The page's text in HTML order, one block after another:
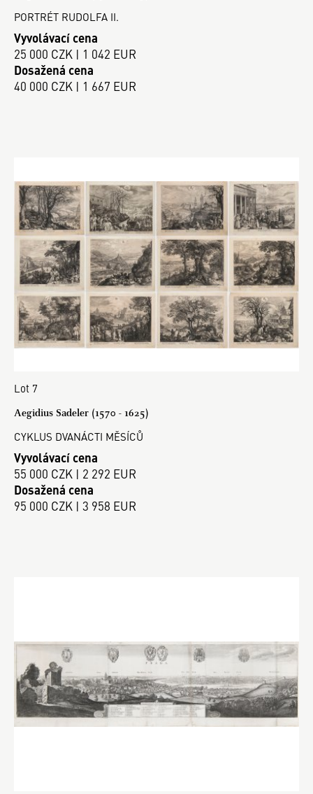
PORTRÉT RUDOLFA II.
Vyvolávací cena
25 000 CZK | 1 042 EUR
Dosažená cena
40 000 CZK | 1 667 EUR
Lot 7
Aegidius Sadeler (1570 - 1625)
CYKLUS DVANÁCTI MĚSÍCŮ
Vyvolávací cena
55 000 CZK | 2 292 EUR
Dosažená cena
95 000 CZK | 3 958 EUR